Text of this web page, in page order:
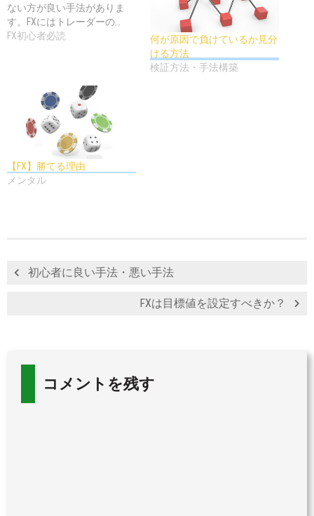
ない方が良い手法がありま
す。FXにはトレーダーの…
FX初心者必読
何が原因で負けているか見分
ける方法
検証方法・手法構築
【FX】勝てる理由
メンタル
初心者に良い手法・悪い手法
FXは目標値を設定すべきか？
コメントを残す